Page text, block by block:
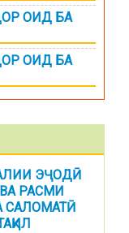
ОИД БА
ОИД БА
ЭҶОДӢ
РАСМИ
САЛОМАТӢ